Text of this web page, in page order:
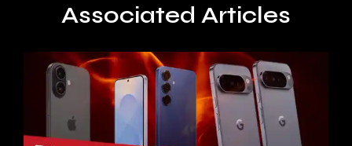
Associated Articles